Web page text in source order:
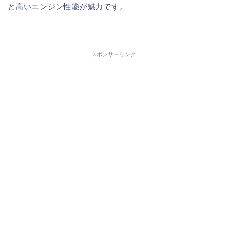
と高いエンジン性能が魅力です。
スポンサーリンク